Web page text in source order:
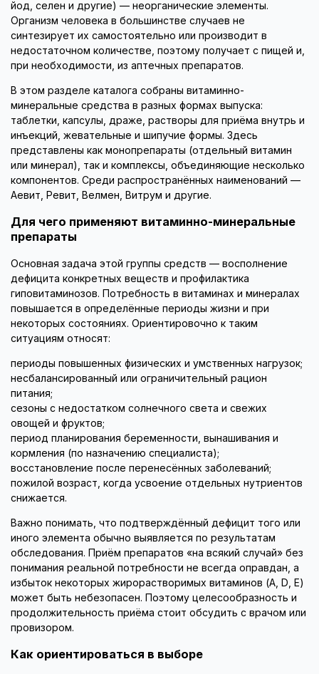
йод, селен и другие) — неорганические элементы.
Организм человека в большинстве случаев не
синтезирует их самостоятельно или производит в
недостаточном количестве, поэтому получает с пищей и,
при необходимости, из аптечных препаратов.
В этом разделе каталога собраны витаминно-
минеральные средства в разных формах выпуска:
таблетки, капсулы, драже, растворы для приёма внутрь и
инъекций, жевательные и шипучие формы. Здесь
представлены как монопрепараты (отдельный витамин
или минерал), так и комплексы, объединяющие несколько
компонентов. Среди распространённых наименований —
Аевит, Ревит, Велмен, Витрум и другие.
Для чего применяют витаминно-минеральные
препараты
Основная задача этой группы средств — восполнение
дефицита конкретных веществ и профилактика
гиповитаминозов. Потребность в витаминах и минералах
повышается в определённые периоды жизни и при
некоторых состояниях. Ориентировочно к таким
ситуациям относят:
периоды повышенных физических и умственных нагрузок;
несбалансированный или ограничительный рацион
питания;
сезоны с недостатком солнечного света и свежих
овощей и фруктов;
период планирования беременности, вынашивания и
кормления (по назначению специалиста);
восстановление после перенесённых заболеваний;
пожилой возраст, когда усвоение отдельных нутриентов
снижается.
Важно понимать, что подтверждённый дефицит того или
иного элемента обычно выявляется по результатам
обследования. Приём препаратов «на всякий случай» без
понимания реальной потребности не всегда оправдан, а
избыток некоторых жирорастворимых витаминов (A, D, E)
может быть небезопасен. Поэтому целесообразность и
продолжительность приёма стоит обсудить с врачом или
провизором.
Как ориентироваться в выборе